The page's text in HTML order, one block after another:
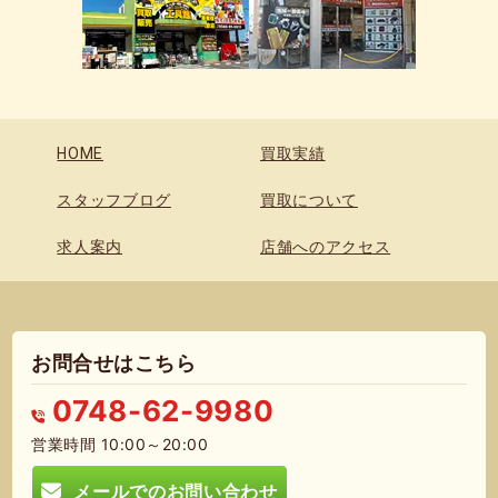
HOME 買取実績
スタッフブログ 買取について
求人案内 店舗へのアクセス
お問合せはこちら
0748-62-9980
営業時間 10:00～20:00
メールでのお問い合わせ